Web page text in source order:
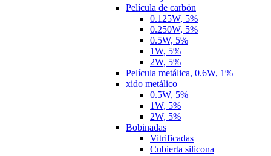
Película de carbón
0.125W, 5%
0.250W, 5%
0.5W, 5%
1W, 5%
2W, 5%
Película metálica, 0.6W, 1%
xido metálico
0.5W, 5%
1W, 5%
2W, 5%
Bobinadas
Vitrificadas
Cubierta silicona